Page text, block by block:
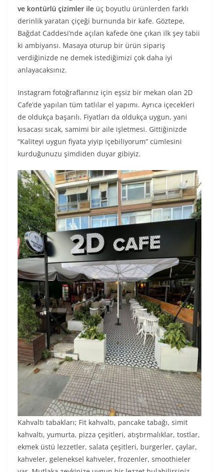
ve kontürlü çizimler ile üç boyutlu ürünlerden farklı
derinlik yaratan çiçeği burnunda bir kafe. Göztepe,
Bağdat Caddesi’nde açılan kafede öne çıkan ilk şey tabii
ki ambiyansı. Masaya oturup bir ürün sipariş
verdiğinizde ne demek istediğimizi çok daha iyi
anlayacaksınız.
Instagram fotoğraflarınız için eşsiz bir mekan olan 2D
Cafe’de yapılan tüm tatlılar el yapımı. Ayrıca içecekleri
de oldukça başarılı. Fiyatları da oldukça uygun, yani
kısacası sıcak, samimi bir aile işletmesi. Gittiğinizde
“Kaliteyi uygun fiyata yiyip içebiliyorum” cümlesini
kurduğunuzu şimdiden duyar gibiyiz.
Kahvaltı tabakları; Fit kahvaltı, pancake tabağı, simit
kahvaltı, yumurta, pizza çeşitleri, atıştırmalıklar, tostlar,
ekmek üstü lezzetler, salata çeşitleri, burgerler, çaylar,
kahveler, geleneksel kahveler, frozenler, smoothieler